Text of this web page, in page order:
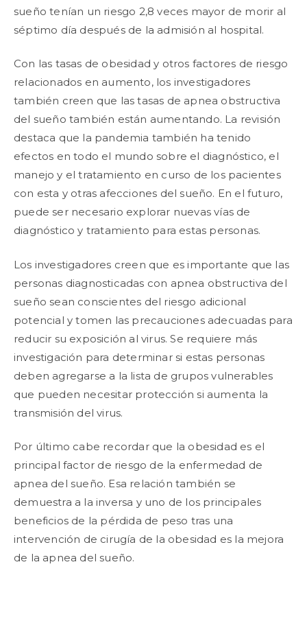
sueño tenían un riesgo 2,8 veces mayor de morir al
séptimo día después de la admisión al hospital.
Con las tasas de obesidad y otros factores de riesgo
relacionados en aumento, los investigadores
también creen que las tasas de apnea obstructiva
del sueño también están aumentando. La revisión
destaca que la pandemia también ha tenido
efectos en todo el mundo sobre el diagnóstico, el
manejo y el tratamiento en curso de los pacientes
con esta y otras afecciones del sueño. En el futuro,
puede ser necesario explorar nuevas vías de
diagnóstico y tratamiento para estas personas.
Los investigadores creen que es importante que las
personas diagnosticadas con apnea obstructiva del
sueño sean conscientes del riesgo adicional
potencial y tomen las precauciones adecuadas para
reducir su exposición al virus. Se requiere más
investigación para determinar si estas personas
deben agregarse a la lista de grupos vulnerables
que pueden necesitar protección si aumenta la
transmisión del virus.
Por último cabe recordar que la obesidad es el
principal factor de riesgo de la enfermedad de
apnea del sueño. Esa relación también se
demuestra a la inversa y uno de los principales
beneficios de la pérdida de peso tras una
intervención de cirugía de la obesidad es la mejora
de la apnea del sueño.